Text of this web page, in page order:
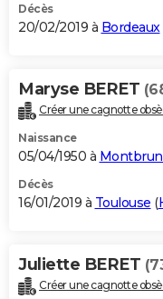
Décès
20/02/2019 à Bordeaux
Maryse BERET
Créer une cagnotte
Naissance
05/04/1950 à
Décès
16/01/2019 à Toulouse (
Juliette BERET
Créer une cagnotte